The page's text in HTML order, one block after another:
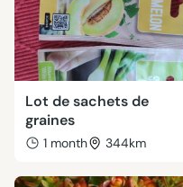
Lot de sachets de
graines
1 month 344km